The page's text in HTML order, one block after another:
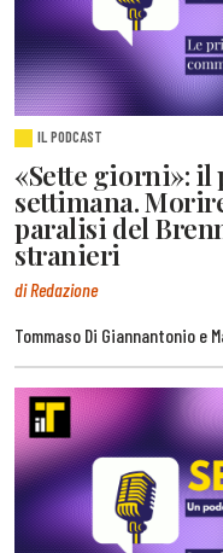
IL PODCAST
«Sette giorni»: il
settimana.
paralisi del
stranieri
di Redazione
Tommaso Di Giannantonio e